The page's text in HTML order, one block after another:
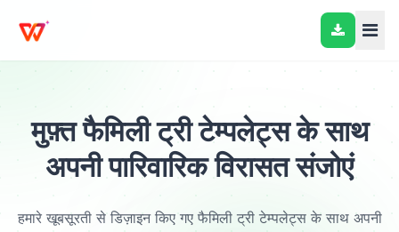
मुफ़्त फैमिली ट्री टेम्पलेट्स के साथ
अपनी पारिवारिक विरासत संजोएं
हमारे खूबसूरती से डिज़ाइन किए गए फैमिली ट्री टेम्पलेट्स के साथ अपनी